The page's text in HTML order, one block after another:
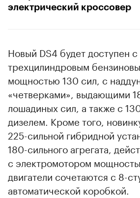
электрический кроссовер
Новый DS4 будет доступен с
трехцилиндровым
мощностью 130 сил, с
«четверками», выдающими
лошадиных сил, а также с
дизелем. Кроме того,
225-сильной гибридной
180-сильного агрегата,
с электромотором
двигатели сочетаются с 8-
автоматической коробкой.